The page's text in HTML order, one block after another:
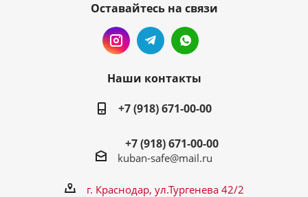
Оставайтесь на связи
Наши контакты
+7 (918) 671-00-00
+7 (918) 671-00-00
kuban-safe@mail.ru
г. Краснодар, ул.Тургенева 42/2